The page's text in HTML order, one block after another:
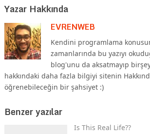
Yazar Hakkında
EVRENWEB
Kendini programlama
zamanlarında bu yazıyı
blog'unu da aksatmayıp
hakkındaki daha fazla bilgiyi sitenin
öğrenebileceğin bir şahsiyet :)
Benzer yazılar
Is This Real Life??